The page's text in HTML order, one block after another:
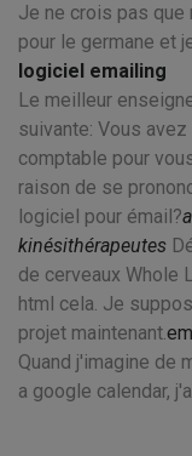
Je ne crois pas
pour le germane et
logiciel emailing
Le meilleur
suivante: Vous
comptable pour
raison de se
logiciel pour émail?
kinésithérapeutes
de cerveaux Whole
html cela. Je
projet maintenant.
Quand j'imagine de
a google calendar,